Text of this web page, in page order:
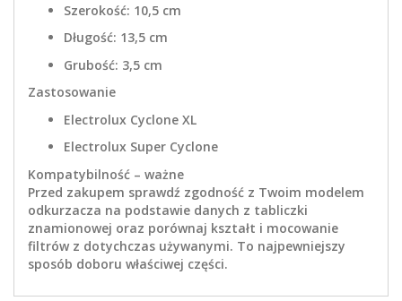
Szerokość: 10,5 cm
Długość: 13,5 cm
Grubość: 3,5 cm
Zastosowanie
Electrolux Cyclone XL
Electrolux Super Cyclone
Kompatybilność – ważne
Przed zakupem sprawdź zgodność z Twoim modelem
odkurzacza na podstawie danych z tabliczki
znamionowej oraz porównaj kształt i mocowanie
filtrów z dotychczas używanymi. To najpewniejszy
sposób doboru właściwej części.